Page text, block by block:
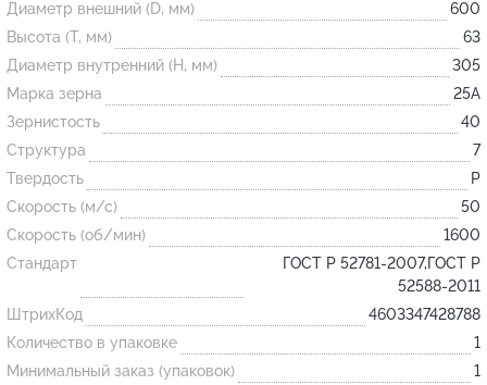
Огнеупорные
изделия
Скачать каталог
Тигель
Муфель
Черпак
Шербер
Трубка
Стержень
Пробка
Диаметр внешний (D, мм)
600
Высота (T, мм)
63
Диаметр внутренний (H, мм)
305
Марка зерна
25А
Зернистость
40
Структура
7
Твердость
P
Скорость (м/с)
50
Скорость (об/мин)
1600
Стандарт
ГОСТ Р 52781-2007,ГОСТ Р
52588-2011
ШтрихКод
4603347428788
Количество в упаковке
1
Минимальный заказ (упаковок)
1